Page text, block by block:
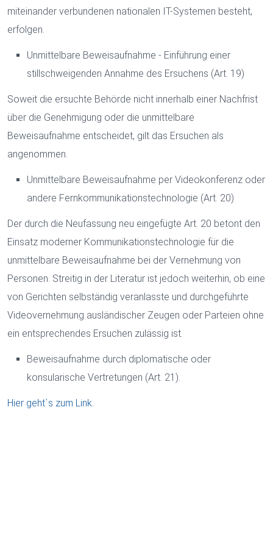
miteinander verbundenen nationalen IT-Systemen besteht,
erfolgen.
Unmittelbare Beweisaufnahme - Einführung einer
stillschweigenden Annahme des Ersuchens (Art. 19)
Soweit die ersuchte Behörde nicht innerhalb einer Nachfrist
über die Genehmigung oder die unmittelbare
Beweisaufnahme entscheidet, gilt das Ersuchen als
angenommen.
Unmittelbare Beweisaufnahme per Videokonferenz oder
andere Fernkommunikationstechnologie (Art. 20)
Der durch die Neufassung neu eingefügte Art. 20 betont den
Einsatz moderner Kommunikationstechnologie für die
unmittelbare Beweisaufnahme bei der Vernehmung von
Personen. Streitig in der Literatur ist jedoch weiterhin, ob eine
von Gerichten selbständig veranlasste und durchgeführte
Videovernehmung ausländischer Zeugen oder Parteien ohne
ein entsprechendes Ersuchen zulässig ist.
Beweisaufnahme durch diplomatische oder
konsularische Vertretungen (Art. 21).
Hier geht`s zum Link.